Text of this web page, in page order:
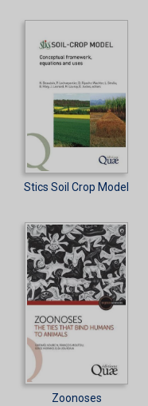
Stics Soil Crop Model
Zoonoses